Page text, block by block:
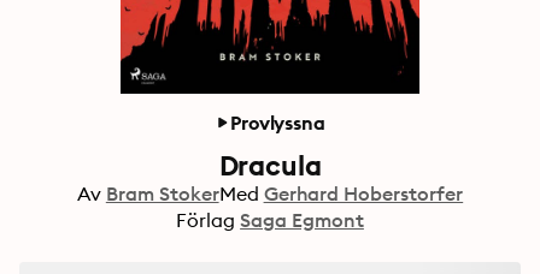
Provlyssna
Dracula
Av Bram StokerMed Gerhard Hoberstorfer
Förlag Saga Egmont